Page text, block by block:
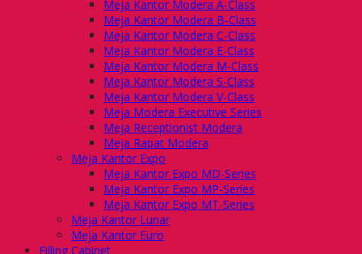
Meja Kantor Modera A-Class
Meja Kantor Modera B-Class
Meja Kantor Modera C-Class
Meja Kantor Modera E-Class
Meja Kantor Modera M-Class
Meja Kantor Modera S-Class
Meja Kantor Modera V-Class
Meja Modera Executive Series
Meja Receptionist Modera
Meja Rapat Modera
Meja Kantor Expo
Meja Kantor Expo MD-Series
Meja Kantor Expo MP-Series
Meja Kantor Expo MT-Series
Meja Kantor Lunar
Meja Kantor Euro
Filling Cabinet